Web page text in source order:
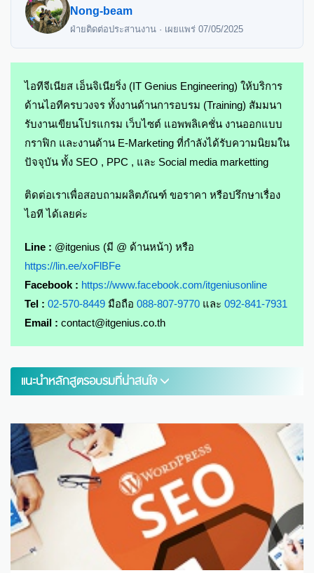
Nong-beam
ฝ่ายติดต่อประสานงาน · เผยแพร่ 07/05/2025
ไอทีจีเนียส เอ็นจิเนียริ่ง (IT Genius Engineering) ให้บริการ
ด้านไอทีครบวงจร ทั้งงานด้านการอบรม (Training) สัมมนา
รับงานเขียนโปรแกรม เว็บไซต์ แอพพลิเคชั่น งานออกแบบ
กราฟิก และงานด้าน E-Marketing ที่กำลังได้รับความนิยมใน
ปัจจุบัน ทั้ง SEO , PPC , และ Social media marketting
ติดต่อเราเพื่อสอบถามผลิตภัณฑ์ ขอราคา หรือปรึกษาเรื่อง
ไอที ได้เลยค่ะ
Line : @itgenius (มี @ ด้านหน้า) หรือ
https://lin.ee/xoFlBFe
Facebook : https://www.facebook.com/itgeniusonline
Tel : 02-570-8449 มือถือ 088-807-9770 และ 092-841-7931
Email : contact@itgenius.co.th
แนะนำหลักสูตรอบรมที่น่าสนใจ